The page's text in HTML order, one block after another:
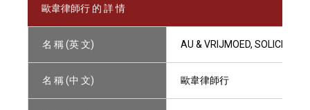
歐韋律師行 的 詳 情
名 稱 (英 文) AU & VRIJMOED, SOLICITORS
名 稱 (中 文) 歐韋律師行